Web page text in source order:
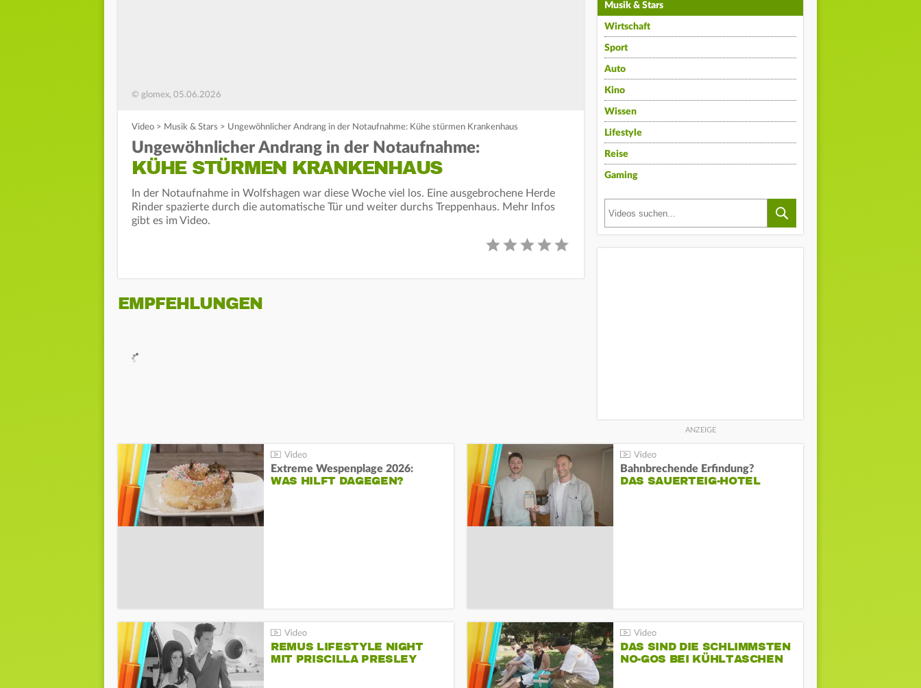
© glomex, 05.06.2026
Video > Musik & Stars > Ungewöhnlicher Andrang in der Notaufnahme: Kühe stürmen Krankenhaus
Ungewöhnlicher Andrang in der Notaufnahme:
KÜHE STÜRMEN KRANKENHAUS
In der Notaufnahme in Wolfshagen war diese Woche viel los. Eine ausgebrochene Herde
Rinder spazierte durch die automatische Tür und weiter durchs Treppenhaus. Mehr Infos
gibt es im Video.
EMPFEHLUNGEN
Musik & Stars
Wirtschaft
Sport
Auto
Kino
Wissen
Lifestyle
Reise
Gaming
Extreme Wespenplage 2026:
WAS HILFT DAGEGEN?
Bahnbrechende Erfindung?
DAS SAUERTEIG-HOTEL
REMUS LIFESTYLE NIGHT
MIT PRISCILLA PRESLEY
DAS SIND DIE SCHLIMMSTEN
NO-GOS BEI KÜHLTASCHEN